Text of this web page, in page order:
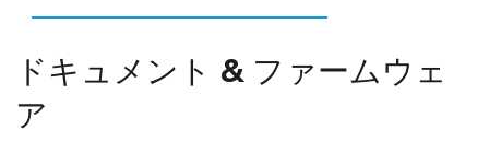
ドキュメント & ファームウェ
ア